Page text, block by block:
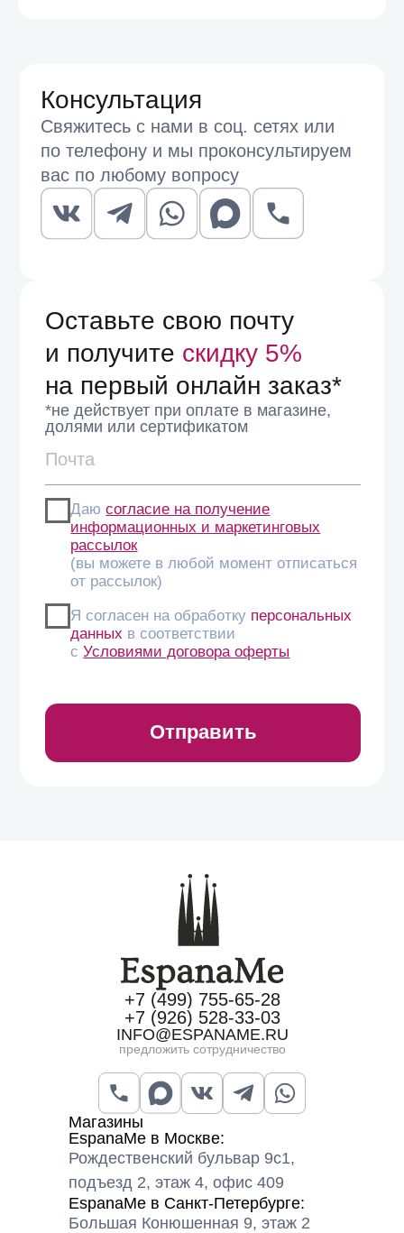
заметный акцент. Вариант унисекс подходит и мужчинам,
и женщинам, что делает его удобным решением для
подарка.
Примерить часы, оценить вес корпуса и посадку ремешка
на запястье лучше очно — в магазинах EspanaMe в
Москве и Санкт-Петербурге консультанты помогут
подобрать модель под размер руки и привычный стиль.
Магазины
EspanaMe в Москве:
Рождественский бульвар 9с1,
подъезд 2, этаж 4, офис 409
EspanaMe в Санкт-Петербурге:
Большая Конюшенная 9, этаж 2
+7 (499) 755-65-28
+7 (926) 528-33-03
INFO@ESPANAME.RU
предложить сотрудничество